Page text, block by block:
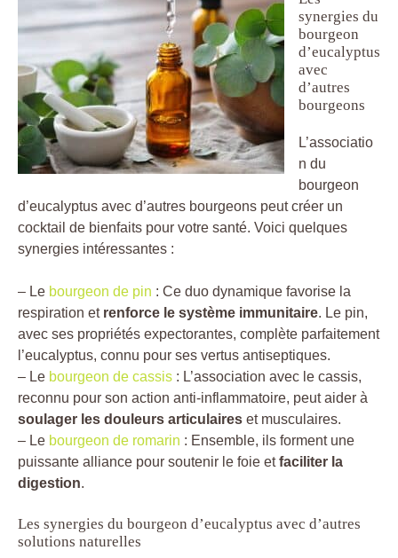
synergies du
bourgeon
d’eucalyptus
avec
d’autres
bourgeons
L’associatio
n du
bourgeon
d’eucalyptus avec d’autres bourgeons peut créer un
cocktail de bienfaits pour votre santé. Voici quelques
synergies intéressantes :
– Le bourgeon de pin : Ce duo dynamique favorise la
respiration et renforce le système immunitaire. Le pin,
avec ses propriétés expectorantes, complète parfaitement
l’eucalyptus, connu pour ses vertus antiseptiques.
– Le bourgeon de cassis : L’association avec le cassis,
reconnu pour son action anti-inflammatoire, peut aider à
soulager les douleurs articulaires et musculaires.
– Le bourgeon de romarin : Ensemble, ils forment une
puissante alliance pour soutenir le foie etfaciliter la
digestion.
Les synergies du bourgeon d’eucalyptus avec d’autres
solutions naturelles